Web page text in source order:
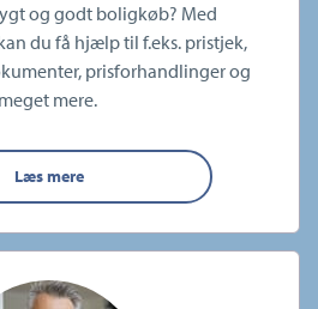
og godt boligkøb? Med
du få hjælp til f.eks. pristjek,
prisforhandlinger og
meget mere.
Læs mere